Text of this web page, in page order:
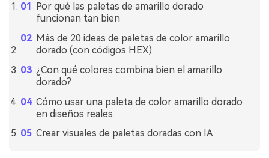
Por qué las paletas de amarillo dorado
funcionan tan bien
Más de 20 ideas de paletas de color amarillo
dorado (con códigos HEX)
¿Con qué colores combina bien el amarillo
dorado?
Cómo usar una paleta de color amarillo dorado
en diseños reales
Crear visuales de paletas doradas con IA